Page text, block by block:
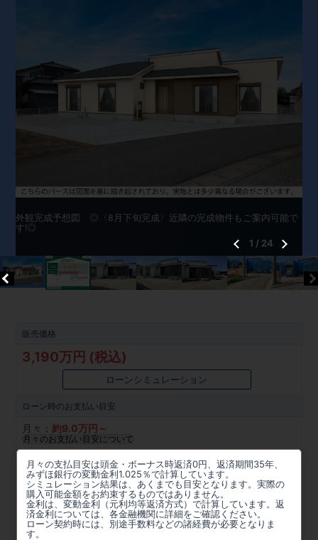
販売価格
3,190万円 (税込)
ローンシミュレーション
ローン時のお支払い目安
月々：約9.0万円～
月々のお支払い目安について
月々の支払目安は頭金・ボーナス時返済0円、返済期間35年、
みずほ銀行の変動金利1.025％で計算しています。
シミュレーション結果は、あくまでも目安となります。実際の
購入可能金額をお約束するものではありません。
金利は、変動金利（元利均等返済方式）で計算しています。返
済金利については、各金融機関に詳細をご確認ください。
ローン契約時には、別途手数料などの諸経費が必要となりま
す。
所在地
群馬県前橋市上佐鳥町492番1他(地番)
周辺マップを見る
アクセス
外観完成予想図 ◎〈8月下旬完成〉近隣の完成物件もご案内可能で
す!◎
1 / 24